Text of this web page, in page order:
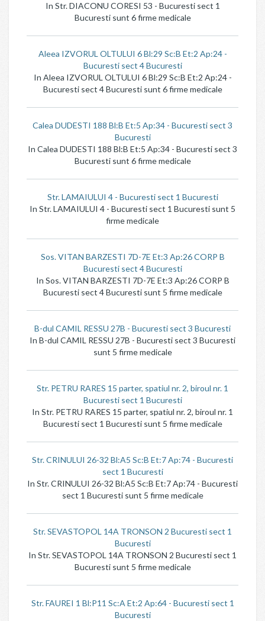
In Str. DIACONU CORESI 53 - Bucuresti sect 1
Bucuresti sunt 6 firme medicale
Aleea IZVORUL OLTULUI 6 Bl:29 Sc:B Et:2 Ap:24 -
Bucuresti sect 4 Bucuresti
In Aleea IZVORUL OLTULUI 6 Bl:29 Sc:B Et:2 Ap:24 -
Bucuresti sect 4 Bucuresti sunt 6 firme medicale
Calea DUDESTI 188 Bl:B Et:5 Ap:34 - Bucuresti sect 3
Bucuresti
In Calea DUDESTI 188 Bl:B Et:5 Ap:34 - Bucuresti sect 3
Bucuresti sunt 6 firme medicale
Str. LAMAIULUI 4 - Bucuresti sect 1 Bucuresti
In Str. LAMAIULUI 4 - Bucuresti sect 1 Bucuresti sunt 5
firme medicale
Sos. VITAN BARZESTI 7D-7E Et:3 Ap:26 CORP B
Bucuresti sect 4 Bucuresti
In Sos. VITAN BARZESTI 7D-7E Et:3 Ap:26 CORP B
Bucuresti sect 4 Bucuresti sunt 5 firme medicale
B-dul CAMIL RESSU 27B - Bucuresti sect 3 Bucuresti
In B-dul CAMIL RESSU 27B - Bucuresti sect 3 Bucuresti
sunt 5 firme medicale
Str. PETRU RARES 15 parter, spatiul nr. 2, biroul nr. 1
Bucuresti sect 1 Bucuresti
In Str. PETRU RARES 15 parter, spatiul nr. 2, biroul nr. 1
Bucuresti sect 1 Bucuresti sunt 5 firme medicale
Str. CRINULUI 26-32 Bl:A5 Sc:B Et:7 Ap:74 - Bucuresti
sect 1 Bucuresti
In Str. CRINULUI 26-32 Bl:A5 Sc:B Et:7 Ap:74 - Bucuresti
sect 1 Bucuresti sunt 5 firme medicale
Str. SEVASTOPOL 14A TRONSON 2 Bucuresti sect 1
Bucuresti
In Str. SEVASTOPOL 14A TRONSON 2 Bucuresti sect 1
Bucuresti sunt 5 firme medicale
Str. FAUREI 1 Bl:P11 Sc:A Et:2 Ap:64 - Bucuresti sect 1
Bucuresti